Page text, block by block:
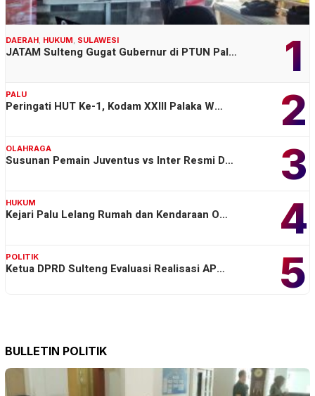
1
DAERAH, HUKUM, SULAWESI
JATAM Sulteng Gugat Gubernur di PTUN Pal…
2
PALU
Peringati HUT Ke-1, Kodam XXIII Palaka W…
3
OLAHRAGA
Susunan Pemain Juventus vs Inter Resmi D…
4
HUKUM
Kejari Palu Lelang Rumah dan Kendaraan O…
5
POLITIK
Ketua DPRD Sulteng Evaluasi Realisasi AP…
BULLETIN POLITIK